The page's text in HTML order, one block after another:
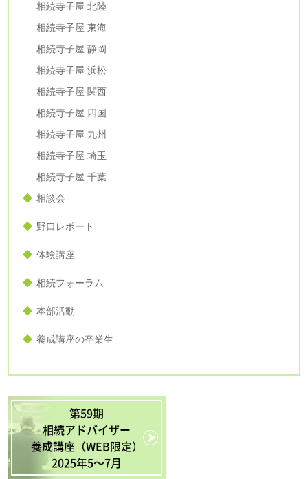
相続寺子屋 北陸
相続寺子屋 東海
相続寺子屋 静岡
相続寺子屋 浜松
相続寺子屋 関西
相続寺子屋 四国
相続寺子屋 九州
相続寺子屋 埼玉
相続寺子屋 千葉
相談会
野口レポート
体験講座
相続フォーラム
本部活動
養成講座の卒業生
第59期
相続アドバイザー
養成講座（WEB限定）
2025年5〜7月